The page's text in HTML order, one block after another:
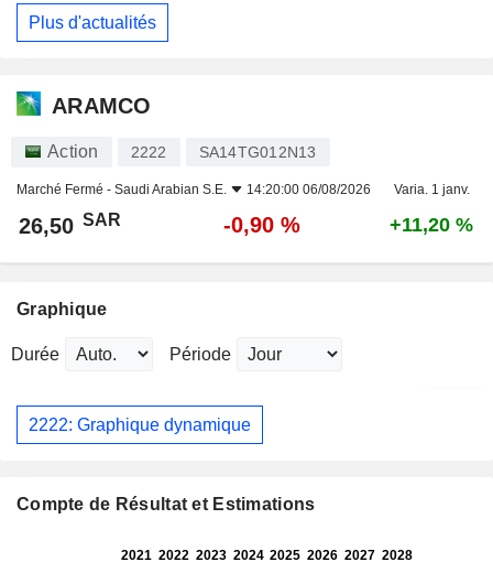
Plus d'actualités
ARAMCO
Action 2222 SA14TG012N13
Marché Fermé - Saudi Arabian S.E. 14:20:00 06/08/2026 Varia. 1 janv.
26,50 SAR -0,90 % +11,20 %
Graphique
Durée Période
2222: Graphique dynamique
Compte de Résultat et Estimations